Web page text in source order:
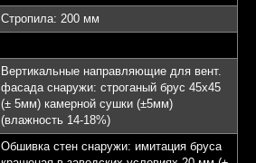
Стропила: 200 мм
Вертикальные направляющие для вент.
фасада снаружи: строганый брус 45х45
(± 5мм) камерной сушки (±5мм)
(влажность 14-18%)
Обшивка стен снаружи: имитация бруса